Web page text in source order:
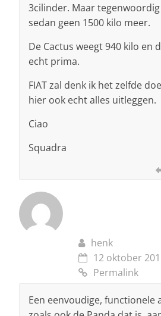
3cilinder. Maar
sedan geen 1500 kilo meer.
De Cactus weegt 940 kilo en
echt prima.
FIAT zal denk ik het zelfde
hier ook echt alles uitleggen.
Ciao
Squadra
henk
12 oktober
Permalink
Een eenvoudige, functionele